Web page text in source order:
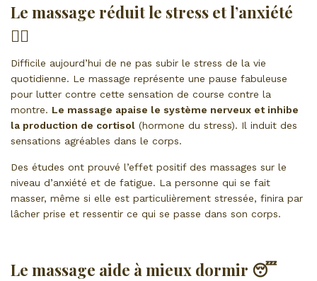
Le massage réduit le stress et l’anxiété
🧘‍♀️
Difficile aujourd’hui de ne pas subir le stress de la vie
quotidienne. Le massage représente une pause fabuleuse
pour lutter contre cette sensation de course contre la
montre. Le massage apaise le système nerveux et inhibe
la production de cortisol (hormone du stress). Il induit des
sensations agréables dans le corps.
Des études ont prouvé l’effet positif des massages sur le
niveau d’anxiété et de fatigue. La personne qui se fait
masser, même si elle est particulièrement stressée, finira par
lâcher prise et ressentir ce qui se passe dans son corps.
Le massage aide à mieux dormir 😴